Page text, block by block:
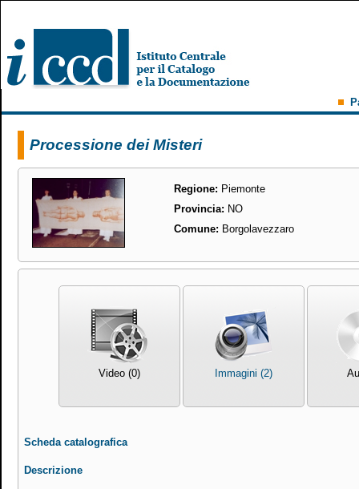
Processione dei Misteri
Regione: Piemonte
Provincia: NO
Comune: Borgolavezzaro
Video (0) Immagini (2)
Scheda catalografica
Descrizione